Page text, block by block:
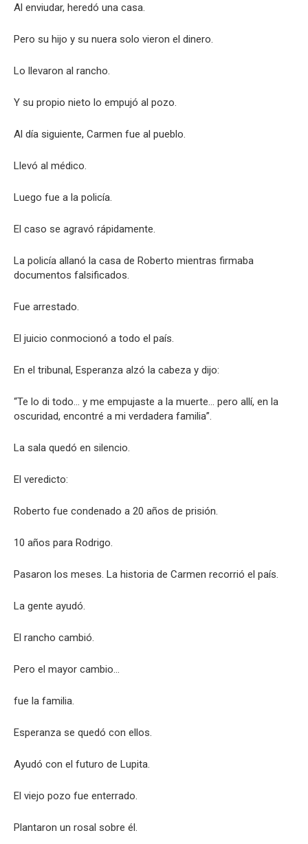
Al enviudar, heredó una casa.
Pero su hijo y su nuera solo vieron el dinero.
Lo llevaron al rancho.
Y su propio nieto lo empujó al pozo.
Al día siguiente, Carmen fue al pueblo.
Llevó al médico.
Luego fue a la policía.
El caso se agravó rápidamente.
La policía allanó la casa de Roberto mientras firmaba
documentos falsificados.
Fue arrestado.
El juicio conmocionó a todo el país.
En el tribunal, Esperanza alzó la cabeza y dijo:
“Te lo di todo… y me empujaste a la muerte… pero allí, en la
oscuridad, encontré a mi verdadera familia”.
La sala quedó en silencio.
El veredicto:
Roberto fue condenado a 20 años de prisión.
10 años para Rodrigo.
Pasaron los meses. La historia de Carmen recorrió el país.
La gente ayudó.
El rancho cambió.
Pero el mayor cambio…
fue la familia.
Esperanza se quedó con ellos.
Ayudó con el futuro de Lupita.
El viejo pozo fue enterrado.
Plantaron un rosal sobre él.